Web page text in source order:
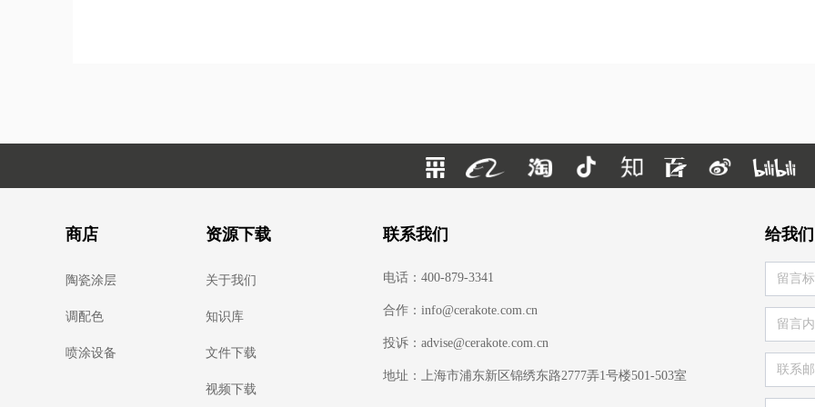
商店
陶瓷涂层
调配色
喷涂设备
资源下载
关于我们
知识库
文件下载
视频下载
给我
联系我们
电话：400-879-3341
合作：info@cerakote.com.cn
投诉：advise@cerakote.com.cn
地址：上海市浦东新区锦绣东路2777弄1号楼501-503室